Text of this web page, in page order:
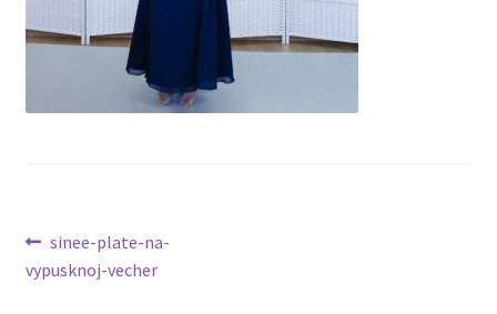
Навигация
по
Предыдущая
запись:
sinee-plate-na-
vypusknoj-vecher